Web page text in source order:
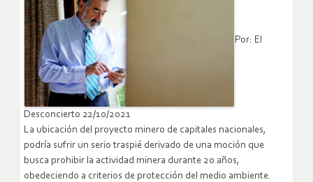
Por: El
Desconcierto 22/10/2021
La ubicación del proyecto minero de capitales nacionales,
podría sufrir un serio traspié derivado de una moción que
busca prohibir la actividad minera durante 20 años,
obedeciendo a criterios de protección del medio ambiente.